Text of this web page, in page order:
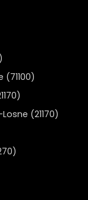
(21170)